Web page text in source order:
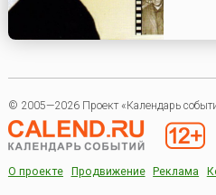
© 2005—2026 Проект «Календарь
О проекте Продвижение Реклама